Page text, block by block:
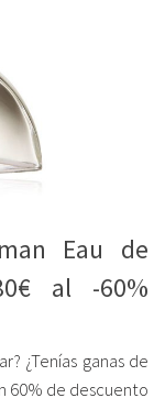
Eau de
al -60%
¿Tenías ganas de
60% de descuento